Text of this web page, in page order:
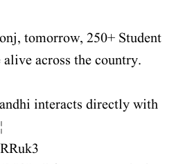
, tomorrow, 250+ Student
across the country.
interacts directly with